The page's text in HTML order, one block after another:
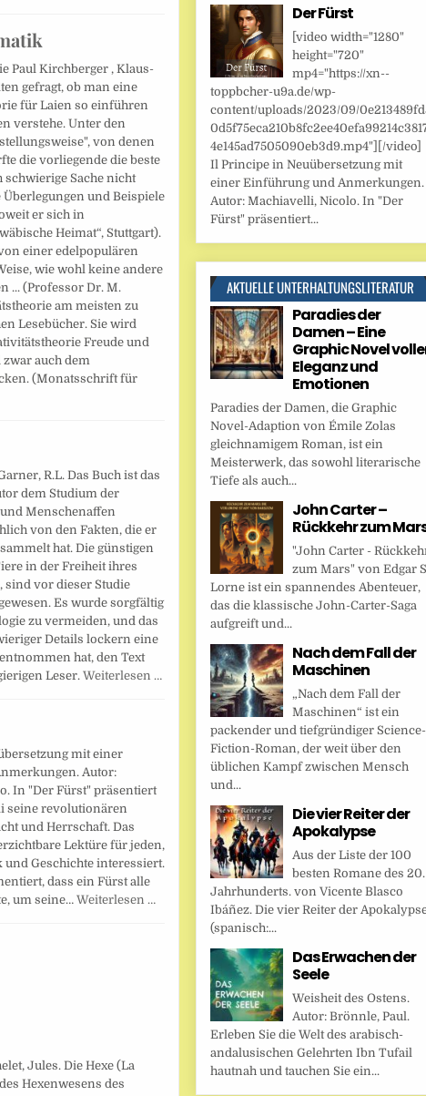
Paul Kirchberger , Klaus-
gefragt, ob man eine
für Laien so einführen
verstehe. Unter den
von denen
die vorliegende die beste
schwierige Sache nicht
und Beispiele
er sich in
Heimat“, Stuttgart).
einer edelpopulären
wie wohl keine andere
... (Professor Dr. M.
am meisten zu
Lesebücher. Sie wird
Freude und
auch dem
(Monatsschrift für
R.L. Das Buch ist das
dem Studium der
Menschenaffen
von den Fakten, die er
hat. Die günstigen
in der Freiheit ihres
sind vor dieser Studie
Es wurde sorgfältig
zu vermeiden, und das
Details lockern eine
hat, den Text
Leser.Weiterlesen …
mit einer
Autor:
In "Der Fürst" präsentiert
seine revolutionären
und Herrschaft. Das
Lektüre für jeden,
Geschichte interessiert.
dass ein Fürst alle
um seine…Weiterlesen …
Jules. Die Hexe (La
Hexenwesens des
Der Fürst
[video width="1280"
height="720"
mp4="https://xn--
toppbcher-u9a.de/wp-
content/uploads/2023/09/
4e145ad7505090eb3d9.mp4"][/video]
Il Principe in Neuübersetzung mit
einer Einführung und Anmerkungen.
Autor: Machiavelli, Nicolo. In "Der
Fürst" präsentiert...
AKTUELLE UNTERHALTUNGSLITERATUR
Paradies der
Damen – Eine
Graphic Novel
Eleganz und
Emotionen
Paradies der Damen, die Graphic
Novel-Adaption von Émile Zolas
gleichnamigem Roman, ist ein
Meisterwerk, das sowohl literarische
Tiefe als auch...
John Carter –
Rückkehr zum
"John Carter -
zum Mars" von Edgar
Lorne ist ein spannendes Abenteuer,
das die klassische John-Carter-Saga
aufgreift und...
Nach dem Fall der
Maschinen
„Nach dem Fall der
Maschinen“ ist ein
packender und tiefgründiger Science-
Fiction-Roman, der weit über den
üblichen Kampf zwischen Mensch
und...
Die vier Reiter der
Apokalypse
Aus der Liste der 100
besten Romane des 20.
Jahrhunderts. von Vicente Blasco
Ibáñez. Die vier Reiter der
(spanisch:...
Das Erwachen der
Seele
Weisheit des Ostens.
Autor: Brönnle, Paul.
Erleben Sie die Welt des arabisch-
andalusischen Gelehrten Ibn Tufail
hautnah und tauchen Sie ein...